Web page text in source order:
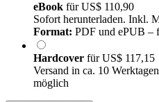
eBook fürUS$ 110,90
Sofort herunterladen. Inkl.
Format: PDF und ePUB –
Hardcover fürUS$ 117,15
Versand in ca. 10
möglich